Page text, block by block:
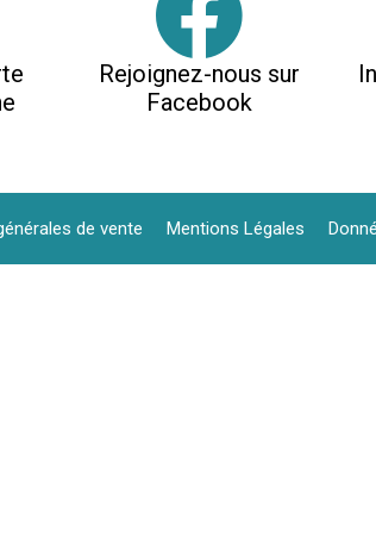
Rejoignez-nous sur
Facebook
de vente Mentions Légales